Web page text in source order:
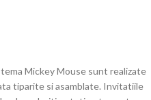
Mickey Mouse sunt realizate
tiparite si asamblate. Invitatiile